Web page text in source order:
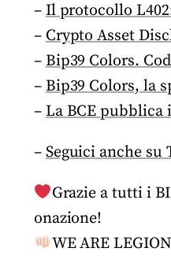
–Il protocollo
–Crypto Asset
–Bip39 Colors.
–Bip39 Colors, la
–La BCE pubblica
–Seguici anche su
Grazie a tutti i
onazione!
WE ARE